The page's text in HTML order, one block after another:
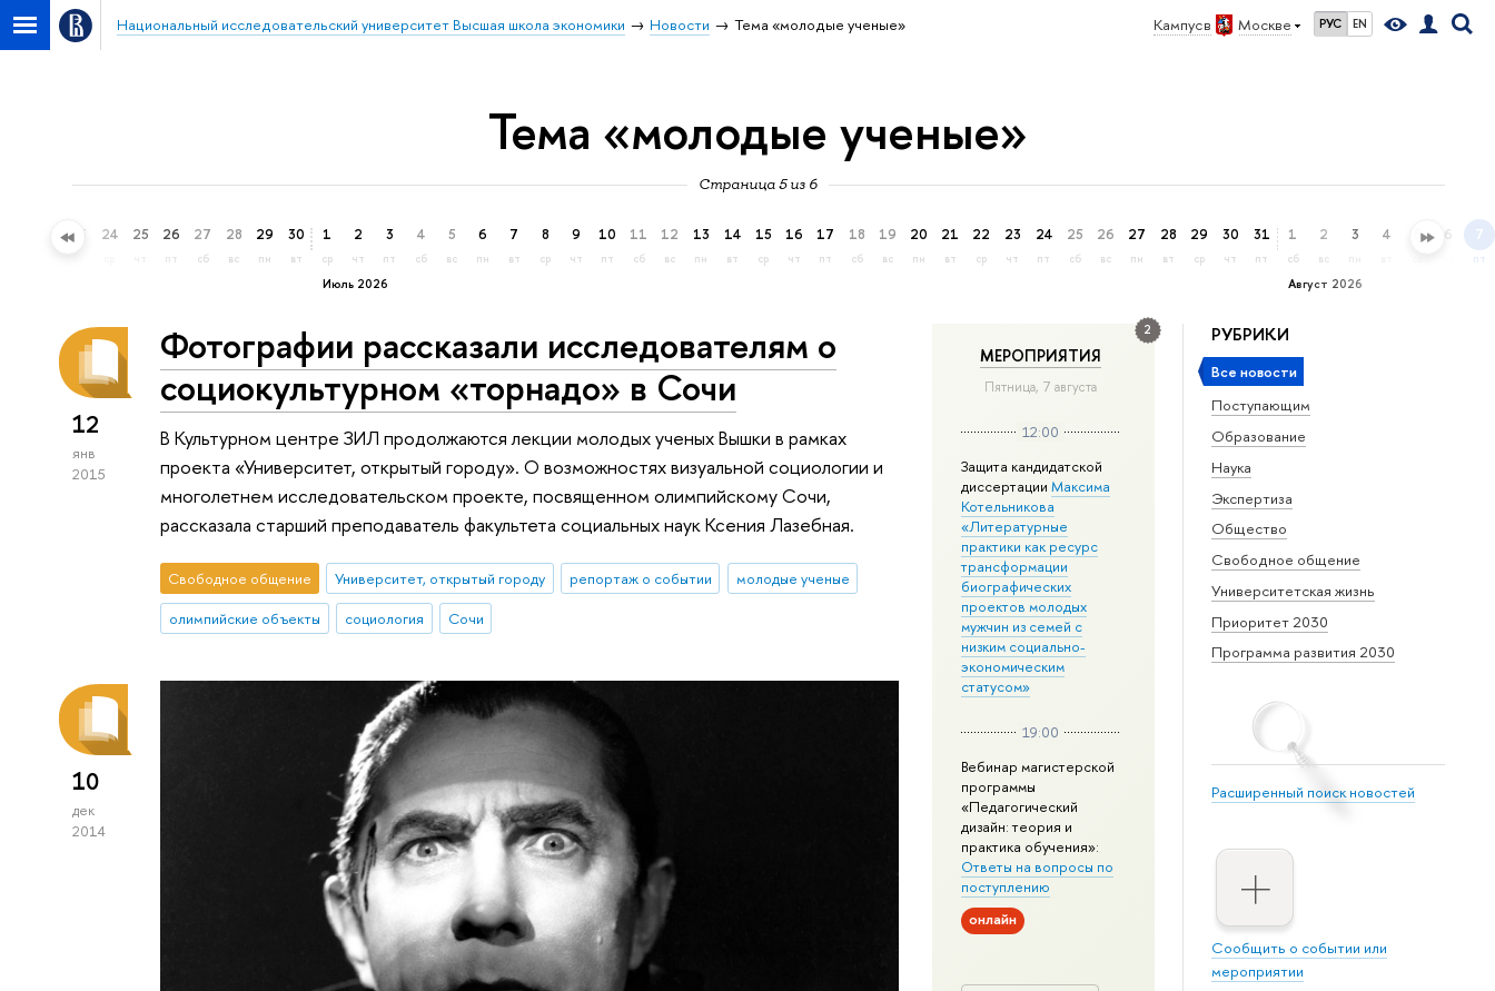
Кампус в Москве РУС EN
Национальный исследовательский университет Высшая школа экономики Новости Тема «молодые ученые»
Тема «молодые ученые»
Страница 5 из 6
23 24 25 26
пт
27
сб
28
вс
29
пн
30
вт
Июль 2026
1
ср
2
чт
3
пт
4
сб
5
вс
6
пн
7
вт
8
ср
9
чт
10
пт
11
сб
12
вс
13
пн
14
вт
15
ср
16
чт
17
пт
18
сб
19
вс
20
пн
21
вт
22
ср
23
чт
24
пт
25
сб
26
вс
27
пн
28
вт
29
ср
30
чт
31
пт
Август 2026
1
сб
2
вс
3 4 5 6 7
пт
РУБРИКИ
Все новости
Поступающим
Образование
Наука
Экспертиза
Общество
Свободное общение
Университетская жизнь
Приоритет 2030
Программа развития 2030
Расширенный поиск новостей
Сообщить о событии или
мероприятии
2
МЕРОПРИЯТИЯ
Пятница, 7 августа
12:00
Защита кандидатской
диссертации Максима
Котельникова
«Литературные
практики как ресурс
трансформации
биографических
проектов молодых
мужчин из семей с
низким социально-
экономическим
статусом»
19:00
Вебинар магистерской
программы
«Педагогический
дизайн: теория и
практика обучения»:
Ответы на вопросы по
поступлению
онлайн
12
янв
2015
Фотографии рассказали исследователям о
социокультурном «торнадо» в Сочи
В Культурном центре ЗИЛ продолжаются лекции молодых ученых Вышки в рамках
проекта «Университет, открытый городу». О возможностях визуальной социологии и
многолетнем исследовательском проекте, посвященном олимпийскому Сочи,
рассказала старший преподаватель факультета социальных наук Ксения Лазебная.
Свободное общение Университет, открытый городу репортаж о событии
молодые ученые
олимпийские объекты
социология Сочи
10
дек
2014